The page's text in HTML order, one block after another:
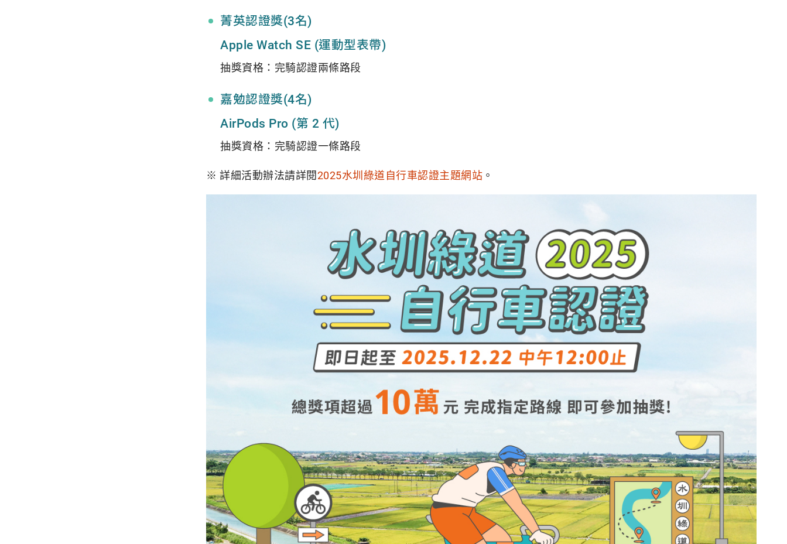
菁英認證獎(3名)
Apple Watch SE (運動型表帶)
抽獎資格：完騎認證兩條路段
嘉勉認證獎(4名)
AirPods Pro (第 2 代)
抽獎資格：完騎認證一條路段
※ 詳細活動辦法請詳閱2025水圳綠道自行車認證主題網站 。